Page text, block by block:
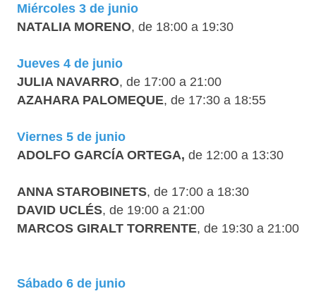
Miércoles 3 de junio
NATALIA MORENO, de 18:00 a 19:30
Jueves 4 de junio
JULIA NAVARRO, de 17:00 a 21:00
AZAHARA PALOMEQUE, de 17:30 a 18:55
Viernes 5 de junio
ADOLFO GARCÍA ORTEGA, de 12:00 a 13:30
ANNA STAROBINETS, de 17:00 a 18:30
DAVID UCLÉS, de 19:00 a 21:00
MARCOS GIRALT TORRENTE, de 19:30 a 21:00
Sábado 6 de junio